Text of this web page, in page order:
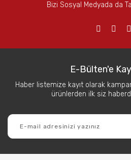
Bizi Sosyal Medyada da
E-Bülten'e
Haber listemize kayıt olarak
ürünlerden ilk siz